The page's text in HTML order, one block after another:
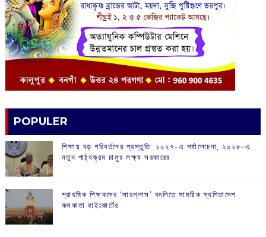
POPULER
শিক্ষায় বড় পরিবর্তনের প্রস্তুতি: ২০২৭-এ পর্যালোচনা, ২০২৮-এ
নতুন পাঠ্যক্রম চালুর লক্ষ্য সরকারের
প্রাথমিক শিক্ষকদের ‘সারপ্লাস’ বদলিতে সাময়িক স্থগিতাদেশ
কলকাতা হাইকোর্টের